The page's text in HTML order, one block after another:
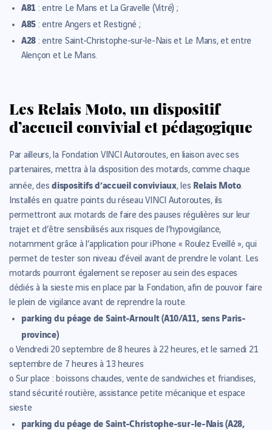
A81 : entre Le Mans et La Gravelle (Vitré) ;
A85 : entre Angers et Restigné ;
A28 : entre Saint-Christophe-sur-le-Nais et Le Mans, et entre
Alençon et Le Mans.
Les Relais Moto, un dispositif
d’accueil convivial et pédagogique
Par ailleurs, la Fondation VINCI Autoroutes, en liaison avec ses
partenaires, mettra à la disposition des motards, comme chaque
année, desdispositifs d’accueil conviviaux, les Relais Moto.
Installés en quatre points du réseau VINCI Autoroutes, ils
permettront aux motards de faire des pauses régulières sur leur
trajet et d’être sensibilisés aux risques de l’hypovigilance,
notamment grâce à l’application pour iPhone « Roulez Eveillé », qui
permet de tester son niveau d’éveil avant de prendre le volant. Les
motards pourront également se reposer au sein des espaces
dédiés à la sieste mis en place par la Fondation, afin de pouvoir faire
le plein de vigilance avant de reprendre la route.
parking du péage de Saint-Arnoult (A10/A11, sens Paris-
province)
o Vendredi 20 septembre de 8 heures à 22 heures, et le samedi 21
septembre de 7 heures à 13 heures
o Sur place : boissons chaudes, vente de sandwiches et friandises,
stand sécurité routière, assistance petite mécanique et espace
sieste
parking du péage de Saint-Christophe-sur-le-Nais (A28,